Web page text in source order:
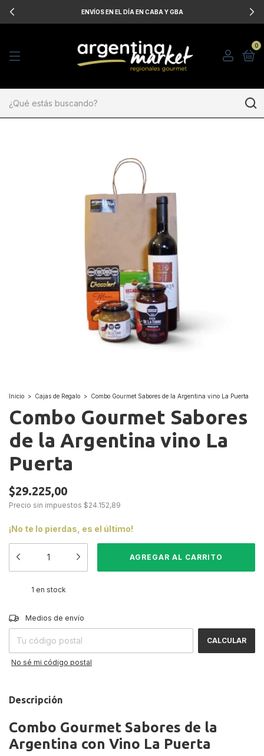
ENVÍOS EN EL DÍA EN CABA Y GBA
0
Inicio > Cajas de Regalo > Combo Gourmet Sabores de la Argentina vino La Puerta
Combo Gourmet Sabores
de la Argentina vino La
Puerta
$29.225,00
Precio sin impuestos $24.152,89
¡No te lo pierdas, es el último!
1 en stock
Entregas para el CP:
Medios de envío
CALCULAR
No sé mi código postal
Descripción
Combo Gourmet Sabores de la
Argentina con Vino La Puerta